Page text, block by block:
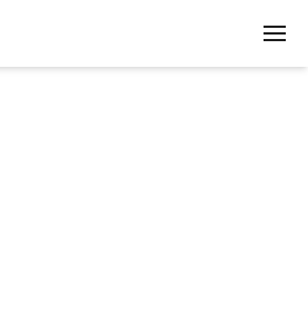
GRUPPE